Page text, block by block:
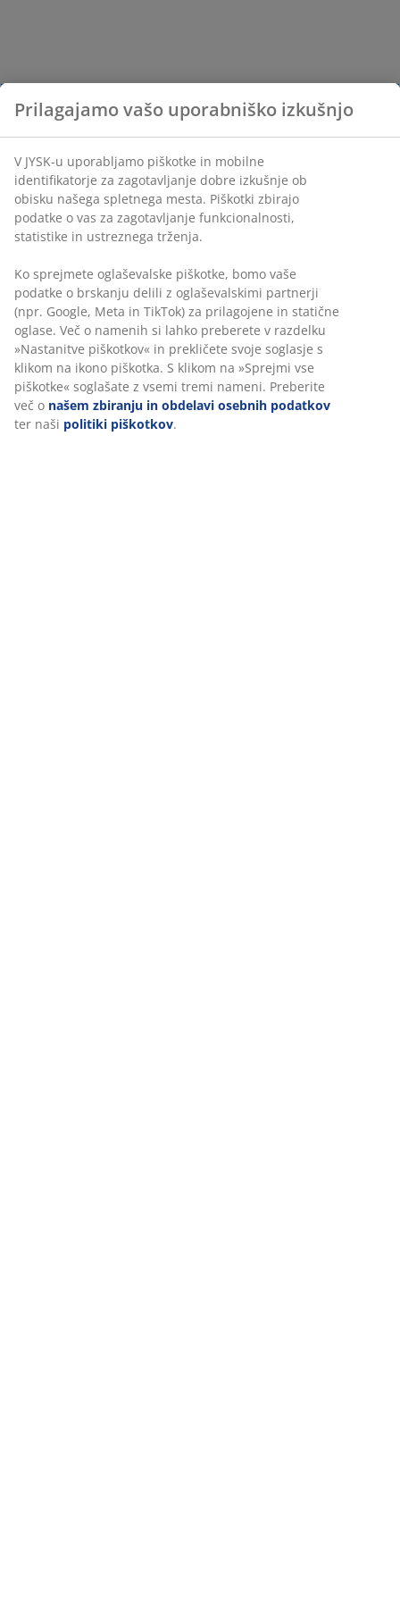
Prilagajamo vašo uporabniško izkušnjo
V JYSK-u uporabljamo piškotke in mobilne
identifikatorje za zagotavljanje dobre izkušnje ob
obisku našega spletnega mesta. Piškotki zbirajo
podatke o vas za zagotavljanje funkcionalnosti,
statistike in ustreznega trženja.
Ko sprejmete oglaševalske piškotke, bomo vaše
podatke o brskanju delili z oglaševalskimi partnerji
(npr. Google, Meta in TikTok) za prilagojene in statične
oglase. Več o namenih si lahko preberete v razdelku
»Nastanitve piškotkov« in prekličete svoje soglasje s
klikom na ikono piškotka. S klikom na »Sprejmi vse
piškotke« soglašate z vsemi tremi nameni. Preberite
več o našem zbiranju in obdelavi osebnih podatkov
ter naši politiki piškotkov.